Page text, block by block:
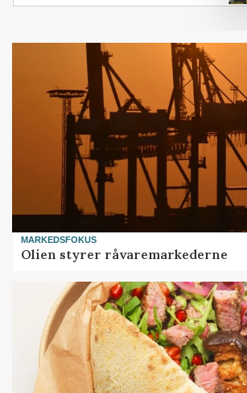
MARKEDSFOKUS
Olien styrer råvaremarkederne